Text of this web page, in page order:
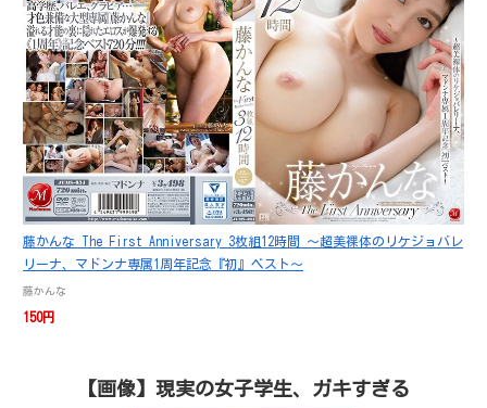
藤かんな The First Anniversary 3枚組12時間 ～超美裸体のリケジョバレ
リーナ、マドンナ専属1周年記念『初』ベスト～
藤かんな
150円
【画像】現実の女子学生、ガキすぎる